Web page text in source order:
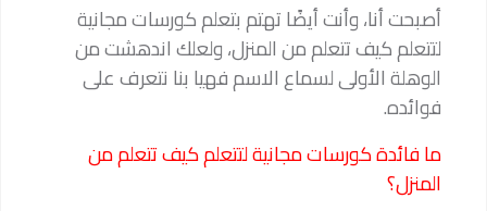
أصبحت أنا، وأنت أيضًا تهتم بتعلم كورسات مجانية
لتتعلم كيف تتعلم من المنزل، ولعلك اندهشت من
الوهلة الأولى لسماع الاسم فهيا بنا نتعرف على
فوائده.
ما فائدة كورسات مجانية لتتعلم كيف تتعلم من
المنزل؟